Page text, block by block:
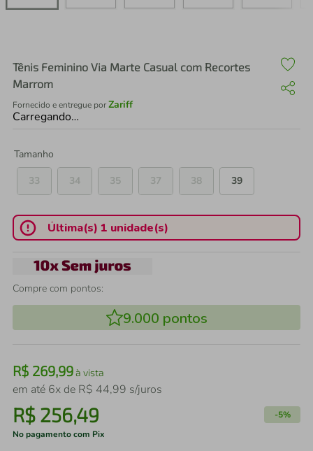
Tênis Feminino Via Marte Casual com Recortes
Marrom
Fornecido e entregue porZariff
Carregando…
Tamanho
33
34 35 37 38 39
Última(s) 1 unidade(s)
Compre com pontos:
9.000 pontos
R$ 269,99à vista
em até 6x de R$ 44,99 s/juros
R$ 256,49 -5%
No pagamento com Pix